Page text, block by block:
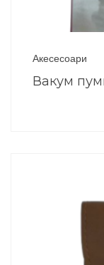
Акесесоари
Вакум